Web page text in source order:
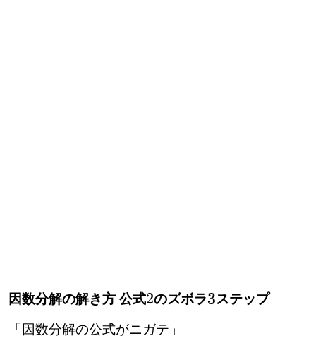
因数分解の解き方 公式2のズボラ3ステップ
「因数分解の公式がニガテ」